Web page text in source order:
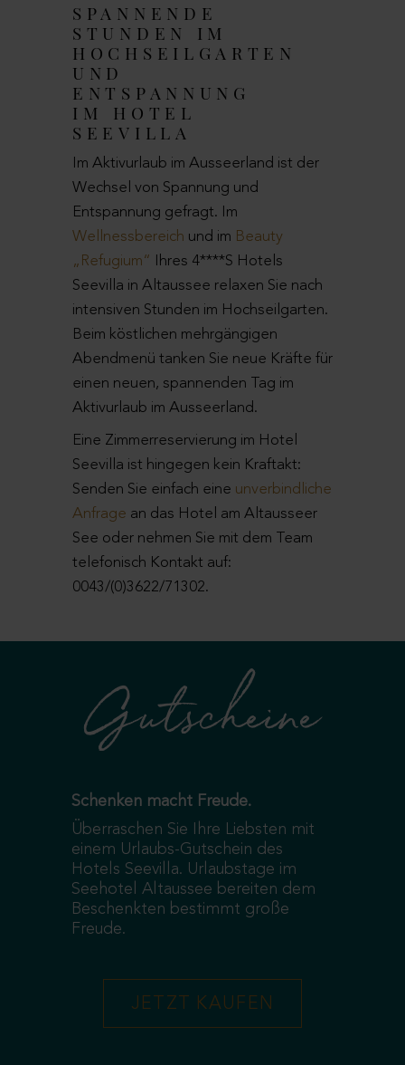
SPANNENDE
STUNDEN IM
HOCHSEILGARTEN
UND
ENTSPANNUNG
IM HOTEL
SEEVILLA
Im Aktivurlaub im Ausseerland ist der
Wechsel von Spannung und
Entspannung gefragt. Im
Wellnessbereich und im Beauty
„Refugium“
Ihres 4****S Hotels
Seevilla in Altaussee relaxen Sie nach
intensiven Stunden im Hochseilgarten.
Beim köstlichen mehrgängigen
Abendmenü tanken Sie neue Kräfte für
einen neuen, spannenden Tag im
Aktivurlaub im Ausseerland.
Eine Zimmerreservierung im Hotel
Seevilla ist hingegen kein Kraftakt:
Senden Sie einfach eine unverbindliche
Anfrage an das Hotel am Altausseer
See oder nehmen Sie mit dem Team
telefonisch Kontakt auf:
0043/(0)3622/71302.
Gutscheine
Schenken macht Freude.
Überraschen Sie Ihre Liebsten mit
einem Urlaubs-Gutschein des
Hotels Seevilla. Urlaubstage im
Seehotel Altaussee bereiten dem
Beschenkten bestimmt große
Freude.
JETZT KAUFEN